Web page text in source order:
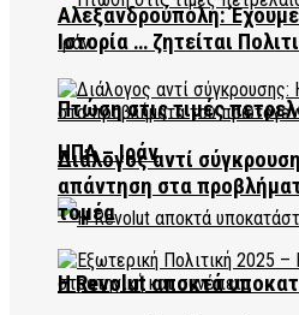
Πτώση στις τιμές
ΗΠΑ – Ιράν
Η Revolut αποκτά
Αλεξανδρούπολη:
Ιστορία … ζητείται
Διάλογος αντί
απάντηση στα
τομέα